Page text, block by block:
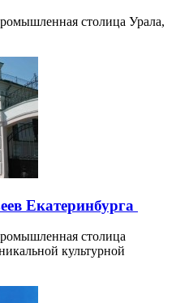
столица Урала,
Екатеринбурга
столица
культурной